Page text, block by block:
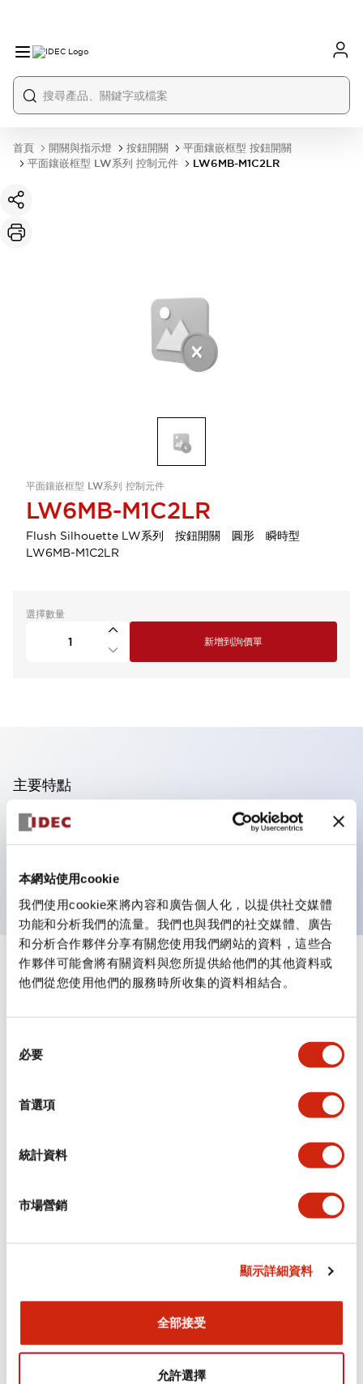
本網站使用cookie
我們使用cookie來將內容和廣告個人化，以提供社交媒體
功能和分析我們的流量。我們也與我們的社交媒體、廣告
和分析合作夥伴分享有關您使用我們網站的資料，這些合
作夥伴可能會將有關資料與您所提供給他們的其他資料或
他們從您使用他們的服務時所收集的資料相結合。
必要
首選項
統計資料
市場營銷
顯示詳細資料
全部接受
允許選擇
首頁 開關與指示燈 按鈕開關
平面鑲嵌框型 按鈕開關
平面鑲嵌框型 LW系列 控制元件
LW6MB-M1C2LR
平面鑲嵌框型 LW系列 控制元件
LW6MB-M1C2LR
Flush Silhouette LW系列 按鈕開關 圓形 瞬時型
LW6MB-M1C2LR
選擇數量
新增到詢價單
主要特點
可進行集合密著安裝
附鎖選擇開關採用高安全性的彈子鎖結構
防護結構為IP65（IEC60529）
規格
環境規範
機械規格
Flush Silhouette LW系列 控制元件 (英文版)
1.23MB